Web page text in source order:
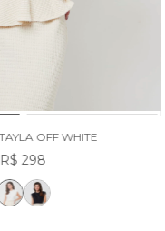
OFF WHITE
R$ 298